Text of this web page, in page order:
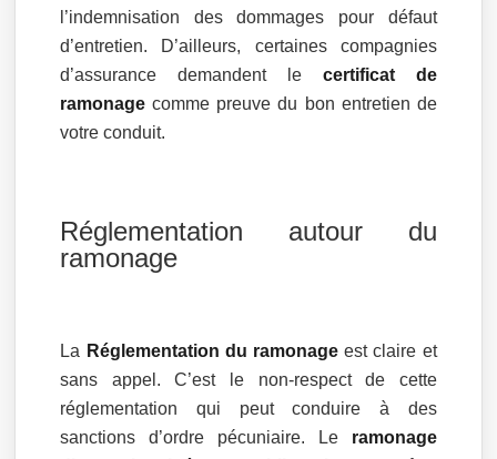
l’indemnisation des dommages pour défaut
d’entretien. D’ailleurs, certaines compagnies
d’assurance demandent le certificat de
ramonage comme preuve du bon entretien de
votre conduit.
Réglementation autour du
ramonage
La Réglementation du ramonage est claire et
sans appel. C’est le non-respect de cette
réglementation qui peut conduire à des
sanctions d’ordre pécuniaire. Le ramonage